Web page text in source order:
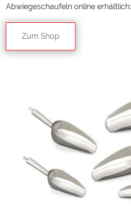
Abwiegeschaufeln online erhältlich:
Zum Shop